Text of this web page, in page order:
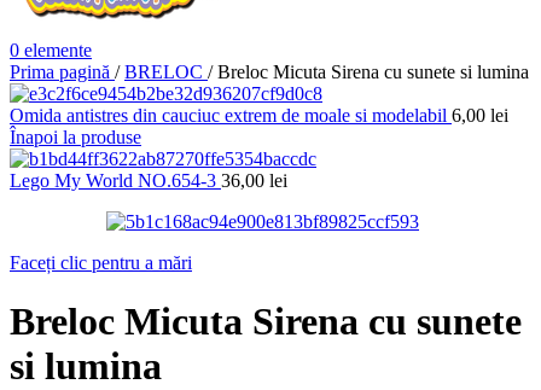
0 elemente
Prima pagină / BRELOC / Breloc Micuta Sirena cu sunete si lumina
Omida antistres din cauciuc extrem de moale si modelabil 6,00 lei
Înapoi la produse
Lego My World NO.654-3 36,00 lei
Faceți clic pentru a mări
Breloc Micuta Sirena cu sunete
si lumina